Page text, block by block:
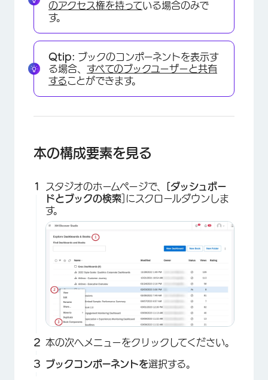
のアクセス権を持っている場合のみで
す。
Qtip: ブックのコンポーネントを表示す
る場合、 すべてのブックユーザーと共有
することができます。
本の構成要素を見る
スタジオのホームページで、
[ダッシュボー
ドとブックの検索 ]にスクロールダウンしま
す。
本の次へメニューをクリックしてください。
ブックコンポーネントを選択する。